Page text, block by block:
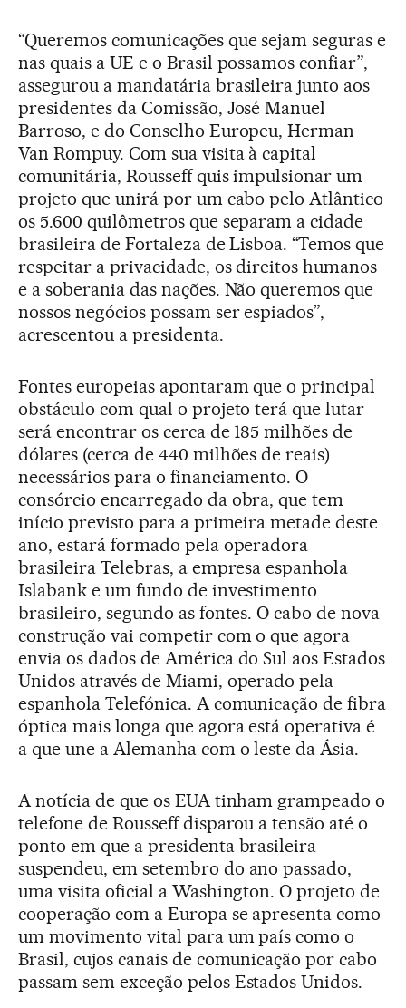
“Queremos comunicações que sejam seguras e
nas quais a UE e o Brasil possamos confiar”,
assegurou a mandatária brasileira junto aos
presidentes da Comissão, José Manuel
Barroso, e do Conselho Europeu, Herman
Van Rompuy. Com sua visita à capital
comunitária, Rousseff quis impulsionar um
projeto que unirá por um cabo pelo Atlântico
os 5.600 quilômetros que separam a cidade
brasileira de Fortaleza de Lisboa. “Temos que
respeitar a privacidade, os direitos humanos
e a soberania das nações. Não queremos que
nossos negócios possam ser espiados”,
acrescentou a presidenta.
Fontes europeias apontaram que o principal
obstáculo com qual o projeto terá que lutar
será encontrar os cerca de 185 milhões de
dólares (cerca de 440 milhões de reais)
necessários para o financiamento. O
consórcio encarregado da obra, que tem
início previsto para a primeira metade deste
ano, estará formado pela operadora
brasileira Telebras, a empresa espanhola
Islabank e um fundo de investimento
brasileiro, segundo as fontes. O cabo de nova
construção vai competir com o que agora
envia os dados de América do Sul aos Estados
Unidos através de Miami, operado pela
espanhola Telefónica. A comunicação de fibra
óptica mais longa que agora está operativa é
a que une a Alemanha com o leste da Ásia.
A notícia de que os EUA tinham grampeado o
telefone de Rousseff disparou a tensão até o
ponto em que a presidenta brasileira
suspendeu, em setembro do ano passado,
uma visita oficial a Washington. O projeto de
cooperação com a Europa se apresenta como
um movimento vital para um país como o
Brasil, cujos canais de comunicação por cabo
passam sem exceção pelos Estados Unidos.